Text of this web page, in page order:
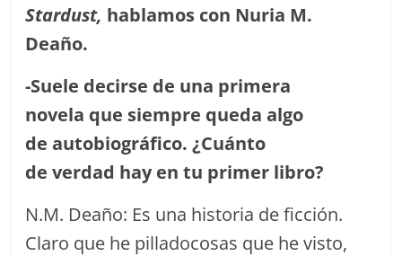
Stardust, hablamos con Nuria M.
Deaño.
-Suele decirse de una primera
novela que siempre queda algo
deautobiográfico. ¿Cuánto
deverdad hay en tu primer libro?
N.M. Deaño: Es una historia de ficción.
Claro que he pilladocosas que he visto,